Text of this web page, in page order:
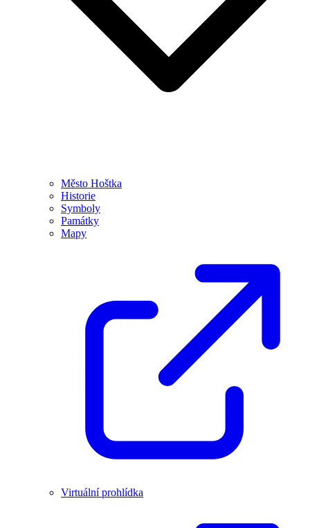
Město Hoštka
Historie
Symboly
Památky
Mapy
Virtuální prohlídka